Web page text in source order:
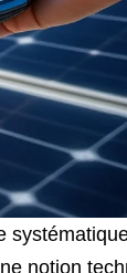
notion